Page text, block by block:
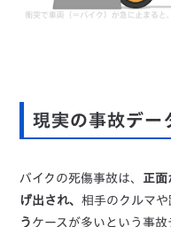
現実の事故デー
バイクの死傷事故は、 正面
げ出され、相手のクルマ
う ケースが多いという事故